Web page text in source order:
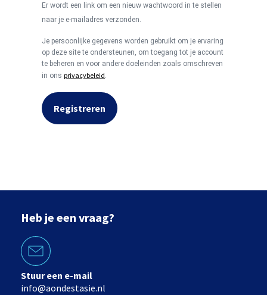
Er wordt een link om een nieuw wachtwoord in te stellen
naar je e-mailadres verzonden.
Je persoonlijke gegevens worden gebruikt om je ervaring
op deze site te ondersteunen, om toegang tot je account
te beheren en voor andere doeleinden zoals omschreven
in ons privacybeleid
Registreren
Heb je een vraag?
Stuur een e-mail
info@aondestasie.nl